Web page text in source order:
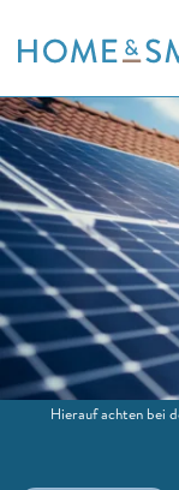
to
Hierauf achten bei